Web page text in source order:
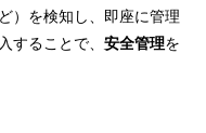
）を検知し、即座に管理
することで、 安全管理を